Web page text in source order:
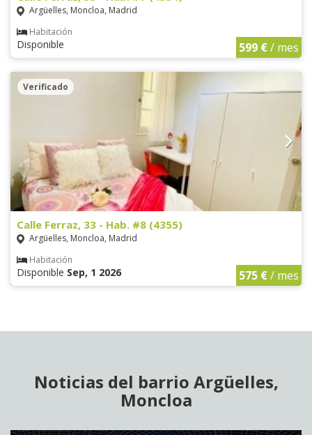
Argüelles, Moncloa, Madrid
Habitación
Disponible 599 €/ mes
Verificado
Calle Ferraz, 33 - Hab. #8 (4355)
Argüelles, Moncloa, Madrid
Habitación
Disponible Sep, 1 2026 575 €/ mes
Noticias del barrio Argüelles,
Moncloa